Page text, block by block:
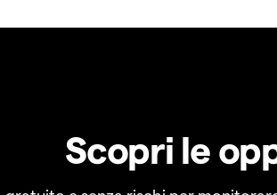
Scopri le